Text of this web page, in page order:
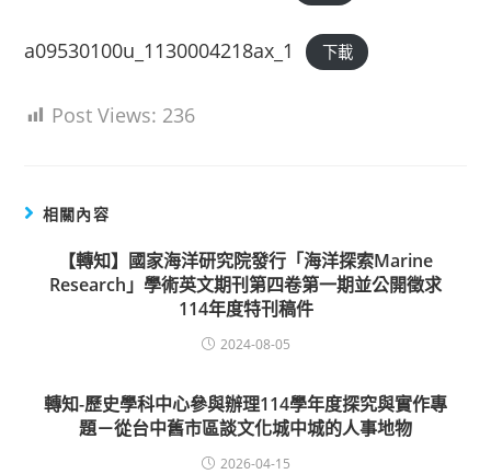
a09530100u_1130004218ax_1 下載
Post Views: 236
相關內容
【轉知】國家海洋研究院發行「海洋探索Marine
Research」學術英文期刊第四卷第一期並公開徵求
114年度特刊稿件
2024-08-05
轉知-歷史學科中心參與辦理114學年度探究與實作專
題－從台中舊市區談文化城中城的人事地物
2026-04-15